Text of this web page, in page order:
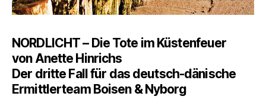
NORDLICHT – Die Tote im Küstenfeuer
von Anette Hinrichs
Der dritte Fall für das deutsch-dänische
Ermittlerteam Boisen & Nyborg